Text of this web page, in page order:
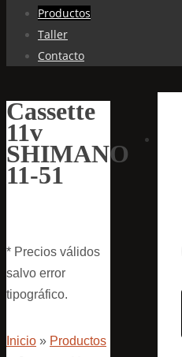
contenidoProductos
Taller
Contacto
Cassette
11v
SHIMANO
11-51
* Precios válidos
salvo error
tipográfico.
Inicio » Productos